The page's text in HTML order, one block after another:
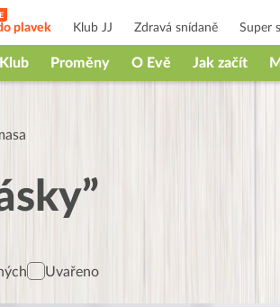
plavek Klub JJ Zdravá snídaně Super
Klub Proměny O Evě Jak začít
Uvařeno